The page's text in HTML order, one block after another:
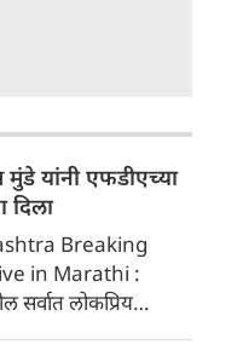
यांनी एफडीएच्या
दिला
Breaking
in Marathi :
सर्वात लोकप्रिय